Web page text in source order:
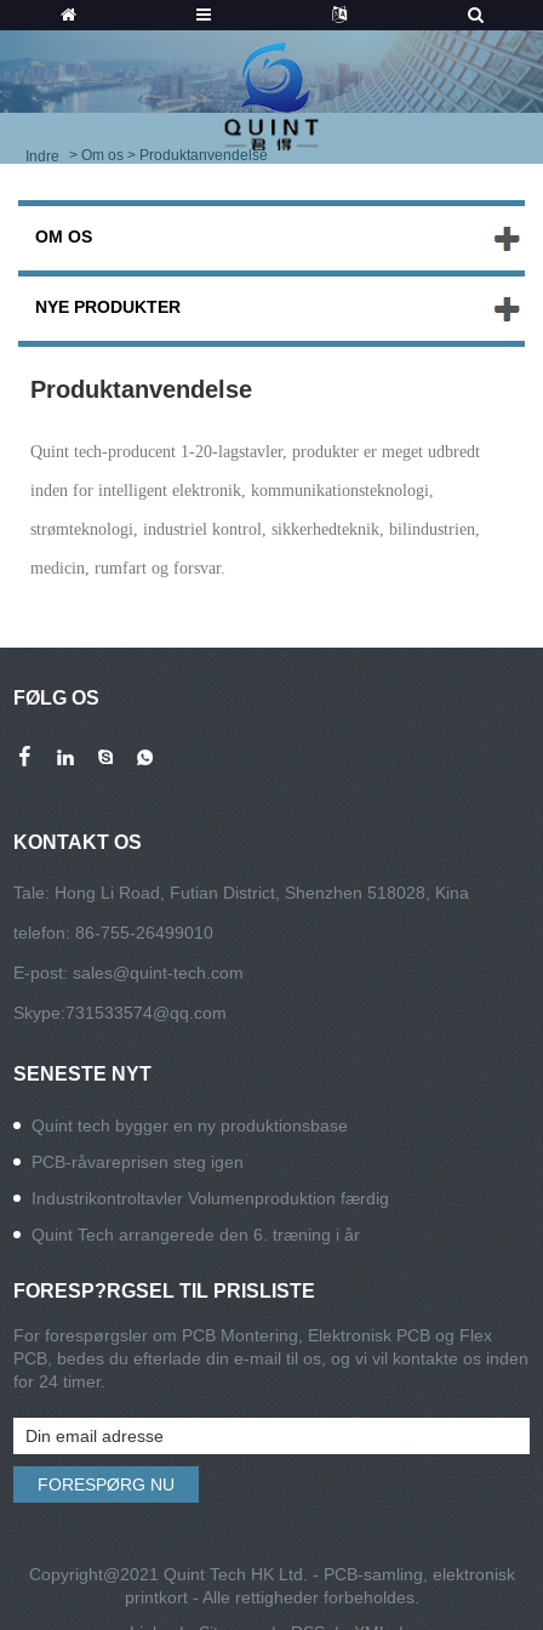
Indre > Om os > Produktanvendelse
OM OS
NYE PRODUKTER
Produktanvendelse
Quint tech-producent 1-20-lagstavler, produkter er meget udbredt
inden for intelligent elektronik, kommunikationsteknologi,
strømteknologi, industriel kontrol, sikkerhedteknik, bilindustrien,
medicin, rumfart og forsvar.
FØLG OS
KONTAKT OS
Tale: Hong Li Road, Futian District, Shenzhen 518028, Kina
telefon: 86-755-26499010
E-post:sales@quint-tech.com
Skype:731533574@qq.com
SENESTE NYT
Quint tech bygger en ny produktionsbase
PCB-råvareprisen steg igen
Industrikontroltavler Volumenproduktion færdig
Quint Tech arrangerede den 6. træning i år
FORESP?RGSEL TIL PRISLISTE
For forespørgsler om PCB Montering, Elektronisk PCB og Flex
PCB, bedes du efterlade din e-mail til os, og vi vil kontakte os inden
for 24 timer.
Copyright@2021 Quint Tech HK Ltd. - PCB-samling, elektronisk
printkort - Alle rettigheder forbeholdes.